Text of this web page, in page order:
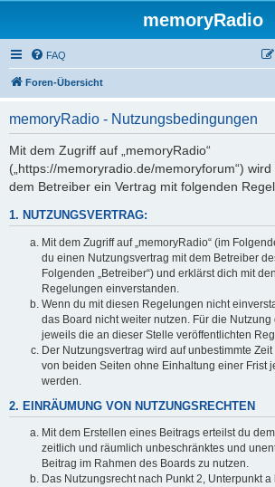
memoryRadio
FAQ
Foren-Übersicht
memoryRadio - Nutzungsbedingungen
Mit dem Zugriff auf „memoryRadio“
(„https://memoryradio.de/memoryforum“)
dem Betreiber ein Vertrag mit folgenden
1. NUTZUNGSVERTRAG:
Mit dem Zugriff auf „memoryRadio“ (im
du einen Nutzungsvertrag mit dem Betreiber
Folgenden „Betreiber“) und erklärst dich mit
Regelungen einverstanden.
Wenn du mit diesen Regelungen nicht
das Board nicht weiter nutzen. Für die Nutzung
jeweils die an dieser Stelle veröffentlichten
Der Nutzungsvertrag wird auf unbestimmte
von beiden Seiten ohne Einhaltung einer Frist
werden.
2. EINRÄUMUNG VON NUTZUNGSRECHTEN
Mit dem Erstellen eines Beitrags erteilst du
zeitlich und räumlich unbeschränktes und
Beitrag im Rahmen des Boards zu nutzen.
Das Nutzungsrecht nach Punkt 2, Unterpunkt